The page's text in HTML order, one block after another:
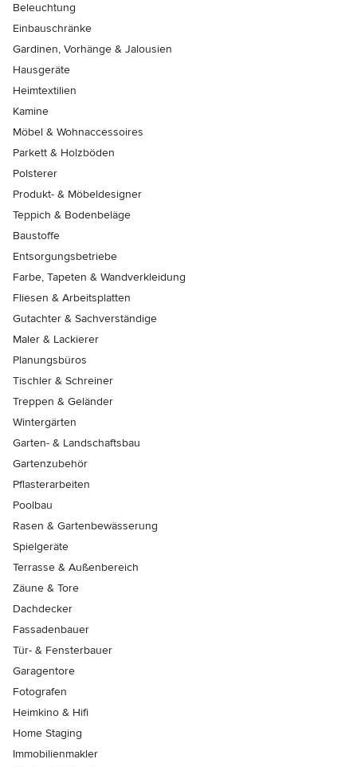
Beleuchtung
Einbauschränke
Gardinen, Vorhänge & Jalousien
Hausgeräte
Heimtextilien
Kamine
Möbel & Wohnaccessoires
Parkett & Holzböden
Polsterer
Produkt- & Möbeldesigner
Teppich & Bodenbeläge
Baustoffe
Entsorgungsbetriebe
Farbe, Tapeten & Wandverkleidung
Fliesen & Arbeitsplatten
Gutachter & Sachverständige
Maler & Lackierer
Planungsbüros
Tischler & Schreiner
Treppen & Geländer
Wintergärten
Garten- & Landschaftsbau
Gartenzubehör
Pflasterarbeiten
Poolbau
Rasen & Gartenbewässerung
Spielgeräte
Terrasse & Außenbereich
Zäune & Tore
Dachdecker
Fassadenbauer
Tür- & Fensterbauer
Garagentore
Fotografen
Heimkino & Hifi
Home Staging
Immobilienmakler